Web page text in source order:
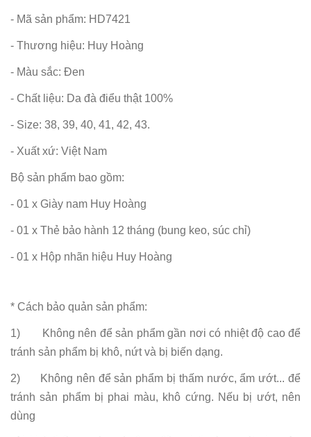
- Mã sản phẩm: HD7421
- Thương hiệu: Huy Hoàng
- Màu sắc: Đen
- Chất liệu: Da đà điểu thật 100%
- Size: 38, 39, 40, 41, 42, 43.
- Xuất xứ: Việt Nam
Bộ sản phẩm bao gồm:
- 01 x Giày nam Huy Hoàng
- 01 x Thẻ bảo hành 12 tháng (bung keo, súc chỉ)
- 01 x Hộp nhãn hiệu Huy Hoàng
* Cách bảo quản sản phẩm:
1) Không nên để sản phẩm gần nơi có nhiệt độ cao để
tránh sản phẩm bị khô, nứt và bị biến dạng.
2) Không nên để sản phẩm bị thấm nước, ẩm ướt... để
tránh sản phẩm bị phai màu, khô cứng. Nếu bị ướt, nên
dùng